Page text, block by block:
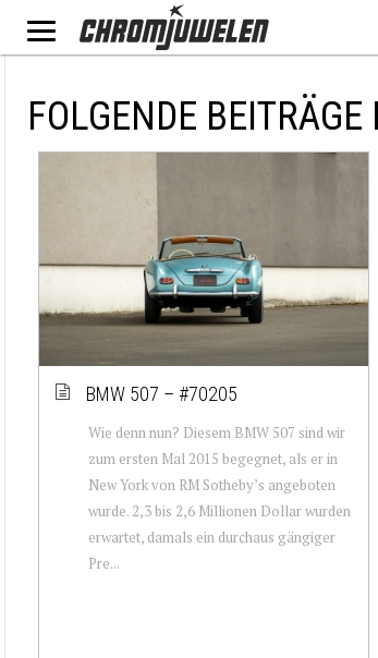
FOLGENDE
BMW 507 – #70205
Wie denn nun? Diesem BMW 507 sind wir
zum ersten Mal 2015 begegnet, als er in
New York von RM Sotheby’s angeboten
wurde. 2,3 bis 2,6 Millionen Dollar wurden
erwartet, damals ein durchaus gängiger
Pre...